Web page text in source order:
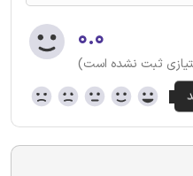
۰.۰
ثبت نشده است)